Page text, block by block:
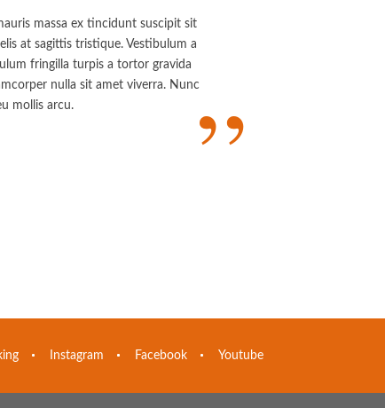
massa ex tincidunt suscipit sit
at sagittis tristique. Vestibulum a
fringilla turpis a tortor gravida
nulla sit amet viverra. Nunc
mollis arcu.
”
Instagram Facebook Youtube